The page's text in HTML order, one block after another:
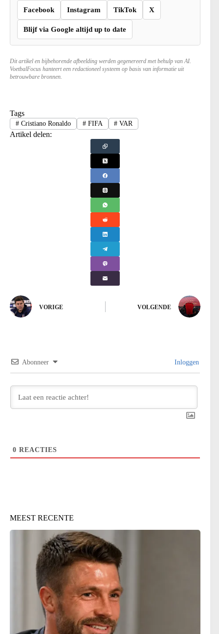
Facebook Instagram TikTok X
Blijf via Google altijd up to date
Dit artikel en bijbehorende afbeelding werden gegenereerd met behulp van AI.
VoetbalFocus hanteert een redactioneel systeem op basis van informatie uit
betrouwbare bronnen.
Tags
#Cristiano Ronaldo #FIFA # VAR
Artikel delen:
VORIGE VOLGENDE
Abonneer Inloggen
0 REACTIES
MEEST RECENTE